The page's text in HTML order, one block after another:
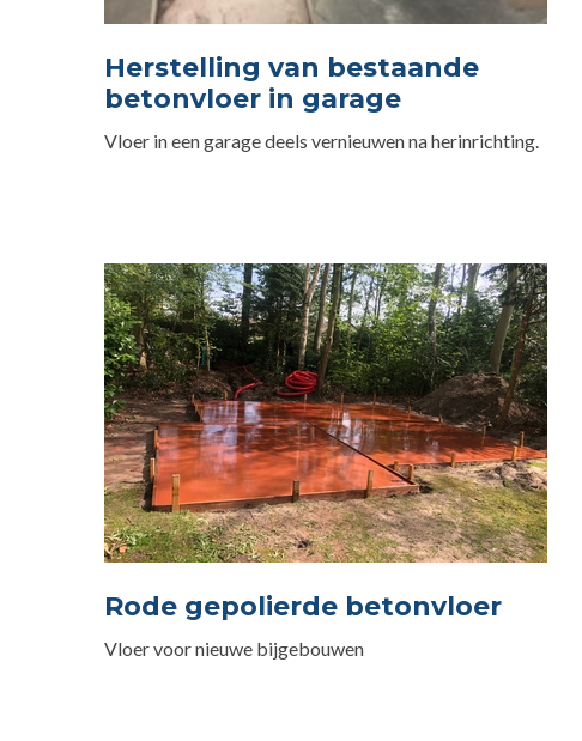
Herstelling van bestaande
betonvloer in garage
Vloer in een garage deels vernieuwen na herinrichting.
Rode gepolierde betonvloer
Vloer voor nieuwe bijgebouwen